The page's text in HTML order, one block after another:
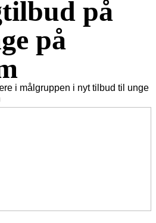
på
på
i målgruppen i nyt tilbud til unge